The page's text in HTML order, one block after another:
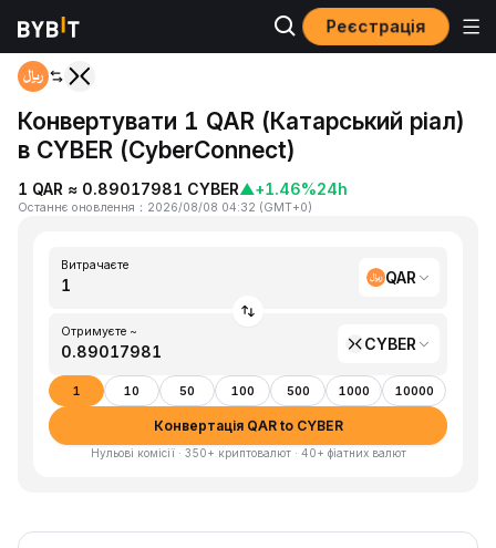
Реєстрація
Головна
Конвертувати 1 QAR (Катарський ріал)
в CYBER (CyberConnect)
1 QAR ≈ 0.89017981 CYBER▲+1.46%24h
Останнє оновлення ： 2026/08/08 04:32 (GMT+0)
Витрачаєте
QAR
Отримуєте ~
CYBER
1 10 50 100 500 1000 10000
Конвертація QAR to CYBER
Нульові комісії · 350+ криптовалют · 40+ фіатних валют